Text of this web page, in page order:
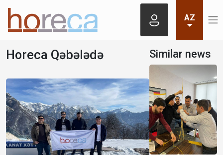
AZ
Horeca Qəbələdə Similar news